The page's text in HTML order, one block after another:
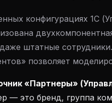
конфигурациях 1С
штатные
позволяет
«Партнеры»
— это бренд, группа